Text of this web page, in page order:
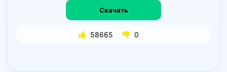
Скачать
58665 0